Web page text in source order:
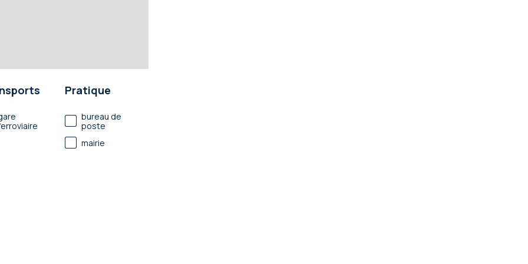
Pratique
bureau de
poste
mairie